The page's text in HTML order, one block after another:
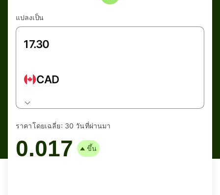
แปลงเป็น
CAD
ราคาโดยเฉลี่ย: 30 วันที่ผ่านมา
0.017 ขึ้น